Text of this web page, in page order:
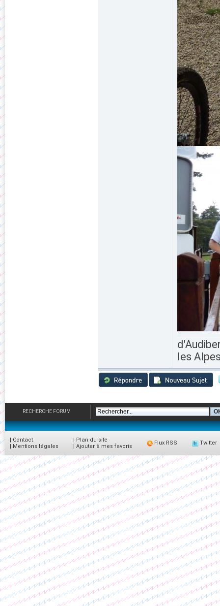
les
RECHERCHE FORUM
| Contact
| Mentions légales
| Plan du site
| Ajouter à mes favoris
Flux RSS Twitter